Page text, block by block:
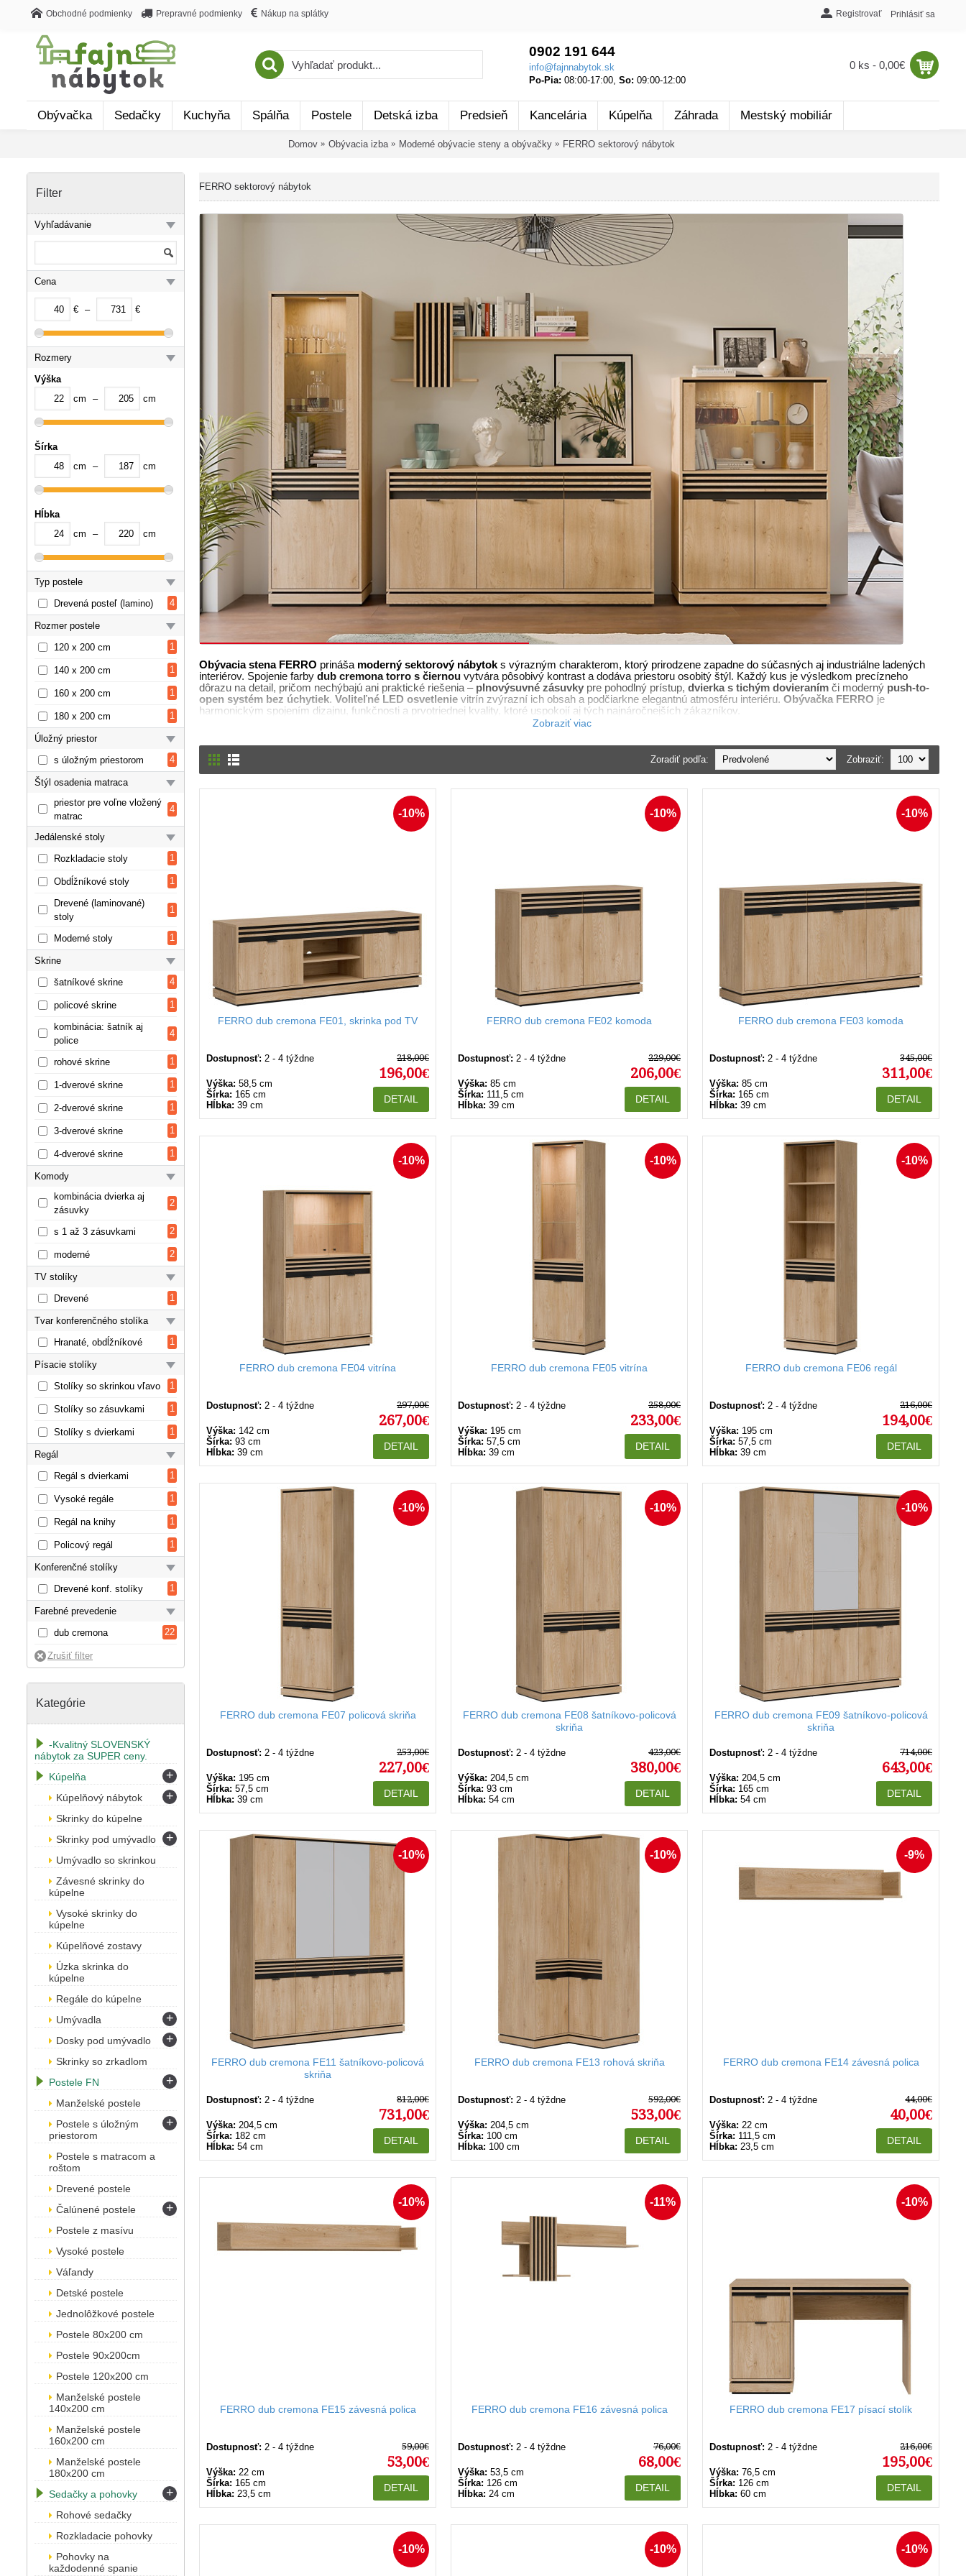
Obchodné podmienky Prepravné podmienky Nákup na splátky Registrovať Prihlásiť sa
0902 191 644
info@fajnnabytok.sk
Po-Pia: 08:00-17:00, So: 09:00-12:00
0 ks - 0,00€
Obývačka Sedačky Kuchyňa Spálňa Postele Detská izba Predsieň Kancelária Kúpelňa Záhrada Mestský mobiliár
Domov Obývacia izba Moderné obývacie steny a obývačky FERRO sektorový nábytok
Filter
Vyhľadávanie
Cena
€ – €
Rozmery
Výška
cm
– cm
Šírka
cm
– cm
Hĺbka
cm
– cm
Typ postele
Drevená posteľ (lamino)
4
Rozmer postele
120 x 200 cm
1
140 x 200 cm 1
160 x 200 cm 1
180 x 200 cm 1
Úložný priestor
s úložným priestorom
4
Štýl osadenia matraca
priestor pre voľne vložený
matrac
4
Jedálenské stoly
Rozkladacie stoly
1
Obdĺžníkové stoly 1
Drevené (laminované)
stoly
1
Moderné stoly 1
Skrine
šatníkové skrine
4
policové skrine 1
kombinácia: šatník aj
police
4
rohové skrine 1
1-dverové skrine 1
2-dverové skrine 1
3-dverové skrine 1
4-dverové skrine 1
Komody
kombinácia dvierka aj
zásuvky
2
s 1 až 3 zásuvkami 2
moderné 2
TV stolíky
Drevené
1
Tvar konferenčného stolíka
Hranaté, obdĺžníkové
1
Písacie stolíky
Stolíky so skrinkou vľavo
1
Stolíky so zásuvkami 1
Stolíky s dvierkami 1
Regál
Regál s dvierkami
1
Vysoké regále 1
Regál na knihy 1
Policový regál 1
Konferenčné stolíky
Drevené konf. stolíky
1
Farebné prevedenie
dub cremona
22
Kategórie
-Kvalitný SLOVENSKÝ
nábytok za SUPER ceny.
Kúpelňa
+
Kúpelňový nábytok +
Skrinky do kúpelne
Skrinky pod umývadlo
+
Umývadlo so skrinkou
Závesné skrinky do
kúpelne
Vysoké skrinky do
kúpelne
Kúpelňové zostavy
Úzka skrinka do
kúpelne
Regále do kúpelne
Umývadla
+
Dosky pod umývadlo +
Skrinky so zrkadlom
Postele FN
+
Manželské postele
Postele s úložným
priestorom
+
Postele s matracom a
roštom
Drevené postele
Čalúnené postele
+
Postele z masívu
Vysoké postele
Váľandy
Detské postele
Jednolôžkové postele
Postele 80x200 cm
Postele 90x200cm
Postele 120x200 cm
Manželské postele
140x200 cm
Manželské postele
160x200 cm
Manželské postele
180x200 cm
Sedačky a pohovky
+
Rohové sedačky
Rozkladacie pohovky
Pohovky na
každodenné spanie
FERRO sektorový nábytok
Obývacia stena FERRO prináša moderný sektorový nábytok s výrazným charakterom, ktorý prirodzene zapadne do súčasných aj industriálne ladených
interiérov. Spojenie farby dub cremona torro s čiernou vytvára pôsobivý kontrast a dodáva priestoru osobitý štýl. Každý kus je výsledkom precízneho
dôrazu na detail, pričom nechýbajú ani praktické riešenia – plnovýsuvné zásuvky pre pohodlný prístup, dvierka s tichým dovieraním či moderný push-to-
open systém bez úchytiek. Voliteľné LED osvetlenie vitrín zvýrazní ich obsah a podčiarkne elegantnú atmosféru interiéru. Obývačka FERRO je
harmonickým spojením dizajnu, funkčnosti a prvotriednej kvality, ktoré uspokojí aj tých najnáročnejších zákazníkov.
Zobraziť:
Zoradiť podľa:
-10%
FERRO dub cremona FE01, skrinka pod TV
Dostupnosť: 2 - 4 týždne
Výška: 58,5 cm
Šírka: 165 cm
Hĺbka: 39 cm
218,00€
196,00€
DETAIL
-10%
FERRO dub cremona FE02 komoda
Dostupnosť: 2 - 4 týždne
Výška: 85 cm
Šírka: 111,5 cm
Hĺbka: 39 cm
229,00€
206,00€
DETAIL
-10%
FERRO dub cremona FE03 komoda
Dostupnosť: 2 - 4 týždne
Výška: 85 cm
Šírka: 165 cm
Hĺbka: 39 cm
345,00€
311,00€
DETAIL
-10%
FERRO dub cremona FE04 vitrína
Dostupnosť: 2 - 4 týždne
Výška: 142 cm
Šírka: 93 cm
Hĺbka: 39 cm
297,00€
267,00€
DETAIL
-10%
FERRO dub cremona FE05 vitrína
Dostupnosť: 2 - 4 týždne
Výška: 195 cm
Šírka: 57,5 cm
Hĺbka: 39 cm
258,00€
233,00€
DETAIL
-10%
FERRO dub cremona FE06 regál
Dostupnosť: 2 - 4 týždne
Výška: 195 cm
Šírka: 57,5 cm
Hĺbka: 39 cm
216,00€
194,00€
DETAIL
-10%
FERRO dub cremona FE07 policová skriňa
Dostupnosť: 2 - 4 týždne
Výška: 195 cm
Šírka: 57,5 cm
Hĺbka: 39 cm
253,00€
227,00€
DETAIL
-10%
FERRO dub cremona FE08 šatníkovo-policová
skriňa
Dostupnosť: 2 - 4 týždne
Výška: 204,5 cm
Šírka: 93 cm
Hĺbka: 54 cm
423,00€
380,00€
DETAIL
-10%
FERRO dub cremona FE09 šatníkovo-policová
skriňa
Dostupnosť: 2 - 4 týždne
Výška: 204,5 cm
Šírka: 165 cm
Hĺbka: 54 cm
714,00€
643,00€
DETAIL
-10%
FERRO dub cremona FE11 šatníkovo-policová
skriňa
Dostupnosť: 2 - 4 týždne
Výška: 204,5 cm
Šírka: 182 cm
Hĺbka: 54 cm
812,00€
731,00€
DETAIL
-10%
FERRO dub cremona FE13 rohová skriňa
Dostupnosť: 2 - 4 týždne
Výška: 204,5 cm
Šírka: 100 cm
Hĺbka: 100 cm
592,00€
533,00€
DETAIL
-9%
FERRO dub cremona FE14 závesná polica
Dostupnosť: 2 - 4 týždne
Výška: 22 cm
Šírka: 111,5 cm
Hĺbka: 23,5 cm
44,00€
40,00€
DETAIL
-10%
FERRO dub cremona FE15 závesná polica
Dostupnosť: 2 - 4 týždne
Výška: 22 cm
Šírka: 165 cm
Hĺbka: 23,5 cm
59,00€
53,00€
DETAIL
-11%
FERRO dub cremona FE16 závesná polica
Dostupnosť: 2 - 4 týždne
Výška: 53,5 cm
Šírka: 126 cm
Hĺbka: 24 cm
76,00€
68,00€
DETAIL
-10%
FERRO dub cremona FE17 písací stolík
Dostupnosť: 2 - 4 týždne
Výška: 76,5 cm
Šírka: 126 cm
Hĺbka: 60 cm
216,00€
195,00€
DETAIL
-10% -10% -10%